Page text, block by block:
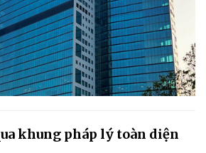
khung pháp lý toàn diện